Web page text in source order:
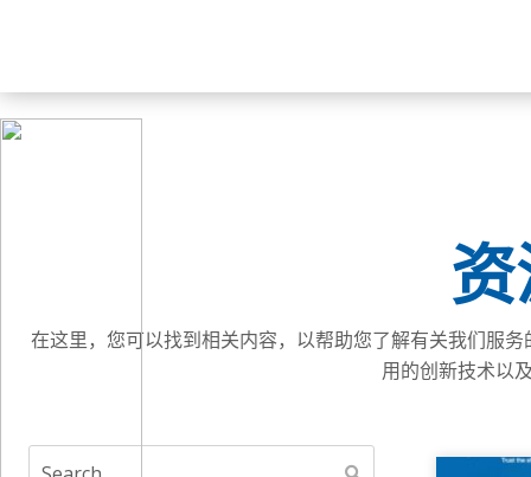
在这里，您可以找到相关内容，以帮助您了解有关我们服
用的创新技术以